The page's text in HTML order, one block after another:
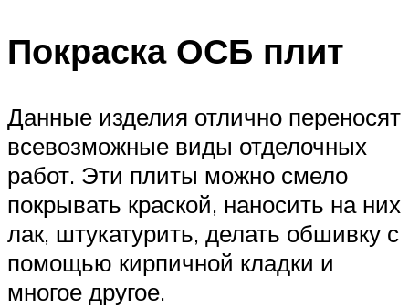
Покраска ОСБ плит
Данные изделия отлично переносят
всевозможные виды отделочных
работ. Эти плиты можно смело
покрывать краской, наносить на них
лак, штукатурить, делать обшивку с
помощью кирпичной кладки и
многое другое.